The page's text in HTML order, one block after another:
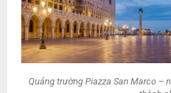
Quảng trường Piazza San Marco –